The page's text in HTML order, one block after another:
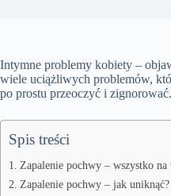
Intymne problemy kobiety –
wiele uciążliwych problemów,
po prostu przeoczyć i zignorować.
Spis treści
Zapalenie pochwy – wszystko
Zapalenie pochwy – jak uniknąć?